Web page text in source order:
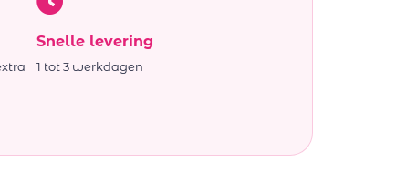
Snelle levering
1 tot 3 werkdagen